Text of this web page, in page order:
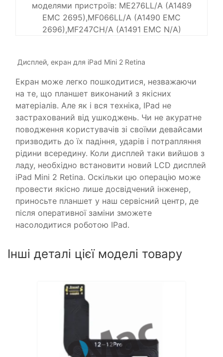
моделями пристроїв: ME276LL/A (A1489
EMC 2695),MF066LL/A (A1490 EMC
2696),MF247CH/A (A1491 EMC N/A)
Дисплей, екран для iPad Mini 2 Retina
Екран може легко пошкодитися, незважаючи
на те, що планшет виконаний з якісних
матеріалів. Але як і вся техніка, IPad не
застрахований від ушкоджень. Чи не акуратне
поводження користувачів зі своїми девайсами
призводить до їх падіння, ударів і потрапляння
рідини всередину. Коли дисплей таки вийшов з
ладу, необхідно встановити новий LCD дисплей
iPad Mini 2 Retina. Оскільки цю операцію може
провести якісно лише досвідчений інженер,
приносьте планшет у наш сервісний центр, де
після оперативної заміни зможете
насолодитися роботою IPad.
Інші деталі цієї моделі товару